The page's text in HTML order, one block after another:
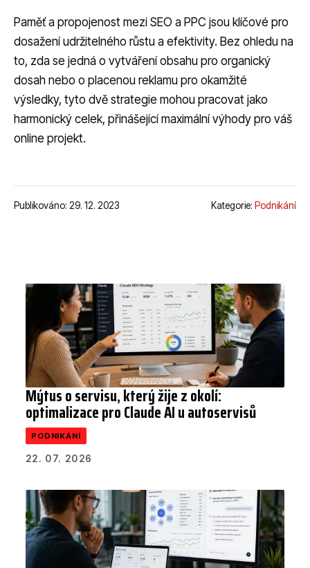
Paměť a propojenost mezi SEO a PPC jsou klíčové pro
dosažení udržitelného růstu a efektivity. Bez ohledu na
to, zda se jedná o vytváření obsahu pro organický
dosah nebo o placenou reklamu pro okamžité
výsledky, tyto dvě strategie mohou pracovat jako
harmonický celek, přinášející maximální výhody pro váš
online projekt.
Publikováno: 29. 12. 2023 Kategorie: Podnikání
Mýtus o servisu, který žije z okolí:
optimalizace pro Claude AI u autoservisů
PODNIKÁNÍ
22. 07. 2026